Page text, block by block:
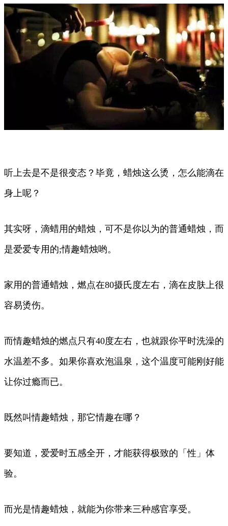
听上去是不是很变态？毕竟，蜡烛这么烫，怎么能滴在
身上呢？
其实呀，滴蜡用的蜡烛，可不是你以为的普通蜡烛，而
是爱爱专用的;情趣蜡烛哟。
家用的普通蜡烛，燃点在80摄氏度左右，滴在皮肤上很
容易烫伤。
而情趣蜡烛的燃点只有40度左右，也就跟你平时洗澡的
水温差不多。如果你喜欢泡温泉，这个温度可能刚好能
让你过瘾而已。
既然叫情趣蜡烛，那它情趣在哪？
要知道，爱爱时五感全开，才能获得极致的「性」体
验。
而光是情趣蜡烛，就能为你带来三种感官享受。